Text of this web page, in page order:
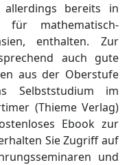
bereits in
mathematisch-
enthalten. Zur
auch gute
aus der Oberstufe
Selbststudium im
(Thieme Verlag)
Ebook zur
Sie Zugriff auf
und